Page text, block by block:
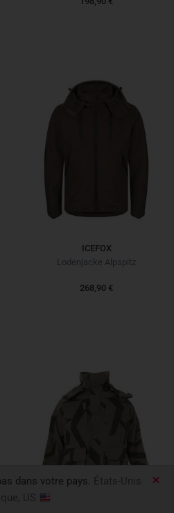
dans votre pays. États-Unis
US
ICEFOX
Lodenjacke Alpspitz
268,90 €